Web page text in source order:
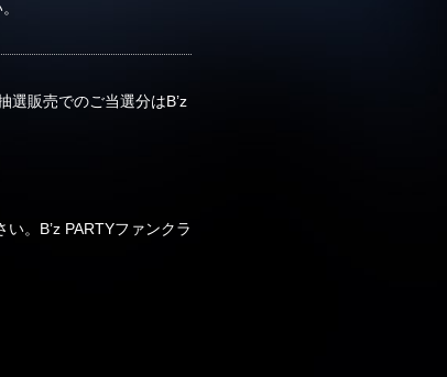
選販売でのご当選分はB’z
。B’z PARTYファンクラ